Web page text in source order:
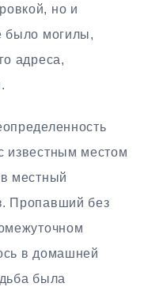
но и
было могилы,
адреса,
известным местом
местный
Пропавший без
в домашней
была